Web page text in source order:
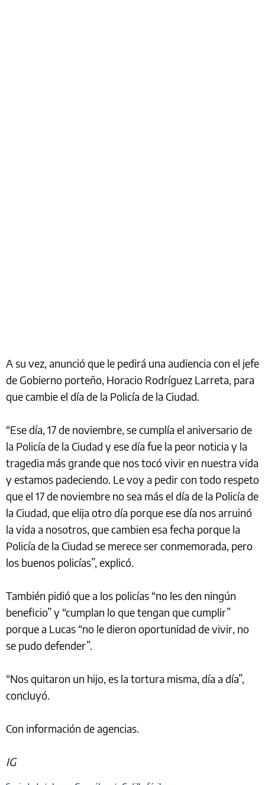
A su vez, anunció que le pedirá una audiencia con el jefe
de Gobierno porteño, Horacio Rodríguez Larreta, para
que cambie el día de la Policía de la Ciudad.
“Ese día, 17 de noviembre, se cumplía el aniversario de
la Policía de la Ciudad y ese día fue la peor noticia y la
tragedia más grande que nos tocó vivir en nuestra vida
y estamos padeciendo. Le voy a pedir con todo respeto
que el 17 de noviembre no sea más el día de la Policía de
la Ciudad, que elija otro día porque ese día nos arruinó
la vida a nosotros, que cambien esa fecha porque la
Policía de la Ciudad se merece ser conmemorada, pero
los buenos policías”, explicó.
También pidió que a los policías “no les den ningún
beneficio” y “cumplan lo que tengan que cumplir”
porque a Lucas “no le dieron oportunidad de vivir, no
se pudo defender”.
“Nos quitaron un hijo, es la tortura misma, día a día”,
concluyó.
Con información de agencias.
IG